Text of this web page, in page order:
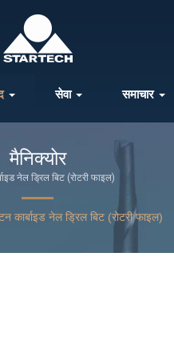
सेवा समाचार
मैनिक्योर
नेल ड्रिल बिट (रोटरी फाइल)
कार्बाइड नेल ड्रिल बिट (रोटरी फाइल)